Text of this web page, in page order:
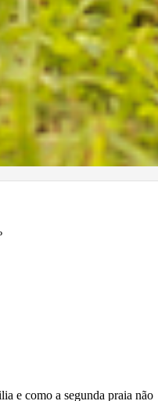
e como a segunda praia não